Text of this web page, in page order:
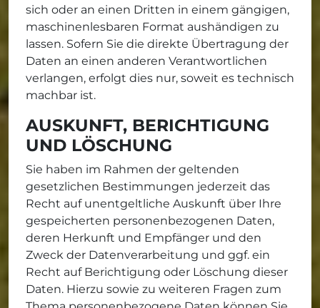
sich oder an einen Dritten in einem gängigen,
maschinenlesbaren Format aushändigen zu
lassen. Sofern Sie die direkte Übertragung der
Daten an einen anderen Verantwortlichen
verlangen, erfolgt dies nur, soweit es technisch
machbar ist.
AUSKUNFT, BERICHTIGUNG
UND LÖSCHUNG
Sie haben im Rahmen der geltenden
gesetzlichen Bestimmungen jederzeit das
Recht auf unentgeltliche Auskunft über Ihre
gespeicherten personenbezogenen Daten,
deren Herkunft und Empfänger und den
Zweck der Datenverarbeitung und ggf. ein
Recht auf Berichtigung oder Löschung dieser
Daten. Hierzu sowie zu weiteren Fragen zum